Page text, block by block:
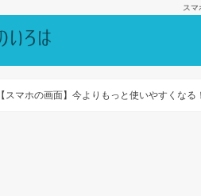
スマ
【スマホの画面】今よりもっと使いやすくな